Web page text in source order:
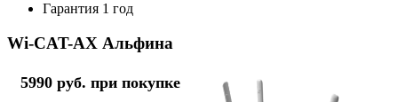
Гарантия 1 год
Wi-CAT-AX Альфина
5990 руб. при покупке